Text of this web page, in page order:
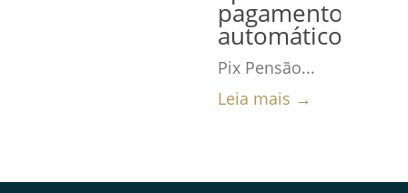
pagamento
automático
Pix Pensão...
Leia mais →